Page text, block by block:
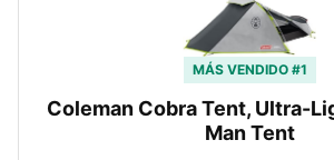
MÁS VENDIDO #1
Coleman Cobra Tent, Ultra-
Man Tent